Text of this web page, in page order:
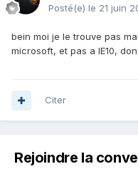
Posté(e) le 21 juin
bein moi je le trouve pas
microsoft, et pas a IE10,
Citer
Rejoindre la